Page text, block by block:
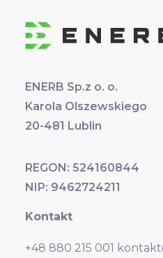
ENERB Sp.z o. o.
Karola Olszewskiego
20-481 Lublin
REGON: 524160844
NIP: 9462724211
Kontakt
+48 880 215 001